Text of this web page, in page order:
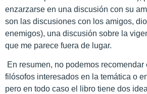
enzarzarse en una discusión con su
son las discusiones con los amigos,
enemigos), una discusión sobre la
que me parece fuera de lugar.
En resumen, no podemos recomendar
filósofos interesados en la temática o
pero en todo caso el libro tiene dos